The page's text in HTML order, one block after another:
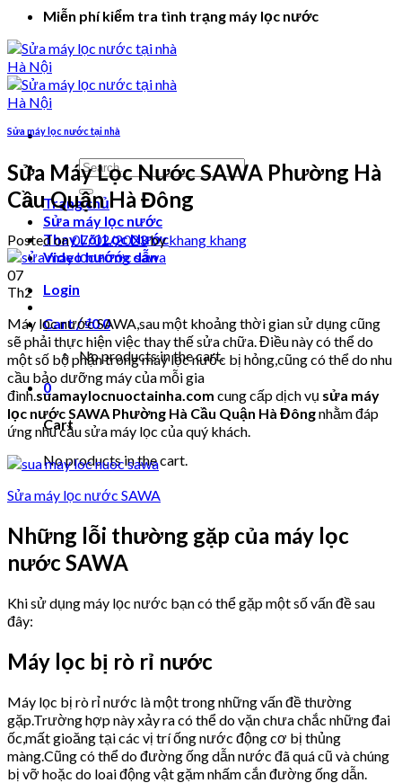
Miễn phí kiểm tra tình trạng máy lọc nước
Search
for:
Trang chủ
Sửa máy lọc nước
Thay Lõi Lọc Nước
Video hướng dẫn
Login
Cart /₫00
No products in the cart.
0
Cart
No products in the cart.
Sửa máy lọc nước tại nhà
Sửa Máy Lọc Nước SAWA Phường Hà
Cầu Quận Hà Đông
Posted on07/02/2023bykhang khang
07
Th2
Máy lọc nước SAWA,sau một khoảng thời gian sử dụng cũng
sẽ phải thực hiện việc thay thế sửa chữa. Điều này có thể do
một số bộ phận trong máy lọc nước bị hỏng,cũng có thể do nhu
cầu bảo dưỡng máy của mỗi gia
đình.suamaylocnuoctainha.com cung cấp dịch vụ sửa máy
lọc nước SAWA Phường Hà Cầu Quận Hà Đôngnhằm đáp
ứng nhu cầu sửa máy lọc của quý khách.
Sửa máy lọc nước SAWA
Những lỗi thường gặp của máy lọc
nước SAWA
Khi sử dụng máy lọc nước bạn có thể gặp một số vấn đề sau
đây:
Máy lọc bị rò rỉ nước
Máy lọc bị rò rỉ nước là một trong những vấn đề thường
gặp.Trường hợp này xảy ra có thể do vặn chưa chắc những đai
ốc,mất gioăng tại các vị trí ống nước động cơ bị thủng
màng.Cũng có thể do đường ống dẫn nước đã quá cũ và chúng
bị vỡ hoặc do loai động vật gặm nhấm cắn đường ống dẫn.